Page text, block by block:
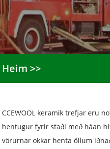
Heim
CCEWOOL keramik trefjar eru
hentugur fyrir staði með háan
vörurnar okkar henta öllum